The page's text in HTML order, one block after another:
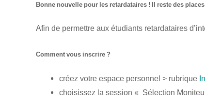
Bonne nouvelle pour les retardataires ! Il reste des
Afin de permettre aux étudiants retardataires
Comment vous inscrire ?
créez votre espace personnel > rubrique
choisissez la session « Sélection